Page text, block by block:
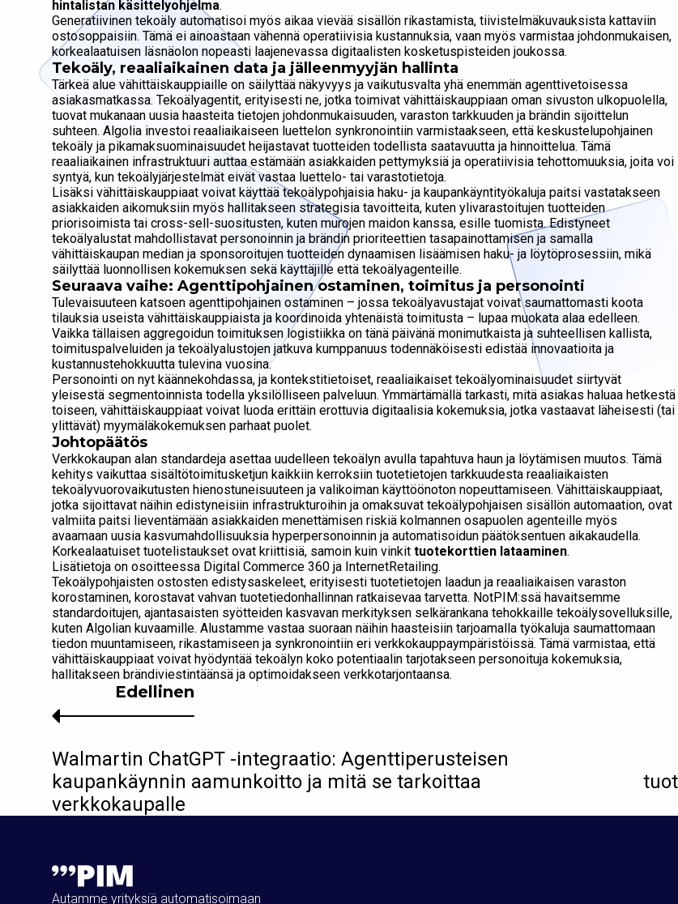
hintalistan käsittelyohjelma.
Generatiivinen tekoäly automatisoi myös aikaa vievää sisällön rikastamista, tiivistelmäkuvauksista kattaviin
ostosoppaisiin. Tämä ei ainoastaan ​​vähennä operatiivisia kustannuksia, vaan myös varmistaa johdonmukaisen,
korkealaatuisen läsnäolon nopeasti laajenevassa digitaalisten kosketuspisteiden joukossa.
Tekoäly, reaaliaikainen data ja jälleenmyyjän hallinta
Tärkeä alue vähittäiskauppiaille on säilyttää näkyvyys ja vaikutusvalta yhä enemmän agenttivetoisessa
asiakasmatkassa. Tekoälyagentit, erityisesti ne, jotka toimivat vähittäiskauppiaan oman sivuston ulkopuolella,
tuovat mukanaan uusia haasteita tietojen johdonmukaisuuden, varaston tarkkuuden ja brändin sijoittelun
suhteen. Algolia investoi reaaliaikaiseen luettelon synkronointiin varmistaakseen, että keskustelupohjainen
tekoäly ja pikamaksuominaisuudet heijastavat tuotteiden todellista saatavuutta ja hinnoittelua. Tämä
reaaliaikainen infrastruktuuri auttaa estämään asiakkaiden pettymyksiä ja operatiivisia tehottomuuksia, joita voi
syntyä, kun tekoälyjärjestelmät eivät vastaa luettelo- tai varastotietoja.
Lisäksi vähittäiskauppiaat voivat käyttää tekoälypohjaisia ​​haku- ja kaupankäyntityökaluja paitsi vastatakseen
asiakkaiden aikomuksiin myös hallitakseen strategisia tavoitteita, kuten ylivarastoitujen tuotteiden
priorisoimista tai cross-sell-suositusten, kuten murojen maidon kanssa, esille tuomista. Edistyneet
tekoälyalustat mahdollistavat personoinnin ja brändin prioriteettien tasapainottamisen ja samalla
vähittäiskaupan median ja sponsoroitujen tuotteiden dynaamisen lisäämisen haku- ja löytöprosessiin, mikä
säilyttää luonnollisen kokemuksen sekä käyttäjille että tekoälyagenteille.
Seuraava vaihe: Agenttipohjainen ostaminen, toimitus ja personointi
Tulevaisuuteen katsoen agenttipohjainen ostaminen – jossa tekoälyavustajat voivat saumattomasti koota
tilauksia useista vähittäiskauppiaista ja koordinoida yhtenäistä toimitusta – lupaa muokata alaa edelleen.
Vaikka tällaisen aggregoidun toimituksen logistiikka on tänä päivänä monimutkaista ja suhteellisen kallista,
toimituspalveluiden ja tekoälyalustojen jatkuva kumppanuus todennäköisesti edistää innovaatioita ja
kustannustehokkuutta tulevina vuosina.
Personointi on nyt käännekohdassa, ja kontekstitietoiset, reaaliaikaiset tekoälyominaisuudet siirtyvät
yleisestä segmentoinnista todella yksilölliseen palveluun. Ymmärtämällä tarkasti, mitä asiakas haluaa hetkestä
toiseen, vähittäiskauppiaat voivat luoda erittäin erottuvia digitaalisia kokemuksia, jotka vastaavat läheisesti (tai
ylittävät) myymäläkokemuksen parhaat puolet.
Johtopäätös
Verkkokaupan alan standardeja asettaa uudelleen tekoälyn avulla tapahtuva haun ja löytämisen muutos. Tämä
kehitys vaikuttaa sisältötoimitusketjun kaikkiin kerroksiin tuotetietojen tarkkuudesta reaaliaikaisten
tekoälyvuorovaikutusten hienostuneisuuteen ja valikoiman käyttöönoton nopeuttamiseen. Vähittäiskauppiaat,
jotka sijoittavat näihin edistyneisiin infrastrukturoihin ja omaksuvat tekoälypohjaisen sisällön automaation, ovat
valmiita paitsi lieventämään asiakkaiden menettämisen riskiä kolmannen osapuolen agenteille myös
avaamaan uusia kasvumahdollisuuksia hyperpersonoinnin ja automatisoidun päätöksentuen aikakaudella.
Korkealaatuiset tuotelistaukset ovat kriittisiä, samoin kuin vinkit tuotekorttien lataaminen.
Lisätietoja on osoitteessa Digital Commerce 360 ja InternetRetailing.
Tekoälypohjaisten ostosten edistysaskeleet, erityisesti tuotetietojen laadun ja reaaliaikaisen varaston
korostaminen, korostavat vahvan tuotetiedonhallinnan ratkaisevaa tarvetta. NotPIM:ssä havaitsemme
standardoitujen, ajantasaisten syötteiden kasvavan merkityksen selkärankana tehokkaille tekoälysovelluksille,
kuten Algolian kuvaamille. Alustamme vastaa suoraan näihin haasteisiin tarjoamalla työkaluja saumattomaan
tiedon muuntamiseen, rikastamiseen ja synkronointiin eri verkkokauppaympäristöissä. Tämä varmistaa, että
vähittäiskauppiaat voivat hyödyntää tekoälyn koko potentiaalin tarjotakseen personoituja kokemuksia,
hallitakseen brändiviestintäänsä ja optimoidakseen verkkotarjontaansa.
Edellinen
Walmartin ChatGPT -integraatio: Agenttiperusteisen
kaupankäynnin aamunkoitto ja mitä se tarkoittaa
verkkokaupalle
Autamme yrityksiä automatisoimaan